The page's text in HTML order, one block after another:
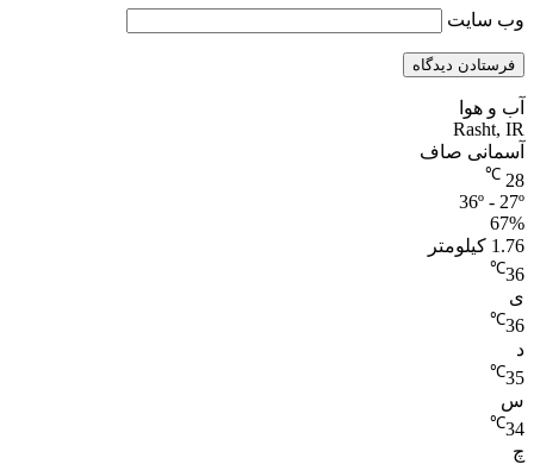
وب‌ سایت
آب و هوا
Rasht, IR
آسمانی صاف
28
℃
36º - 27º
67%
1.76 کیلومتر
36
℃
ی
36
℃
د
35
℃
س
34
℃
چ